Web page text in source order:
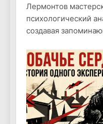
Лермонтов
психологический
создавая